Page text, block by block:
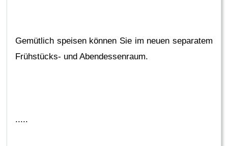
Gemütlich speisen können Sie im neuen separatem
Frühstücks- und Abendessenraum.
.....